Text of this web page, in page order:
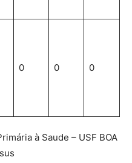
0 0 0
à Saude – USF BOA